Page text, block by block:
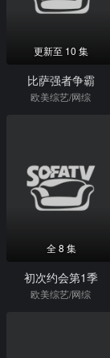
更新至 10 集
比萨强者争霸
欧美综艺/网综
全 8 集
初次约会第1季
欧美综艺/网综